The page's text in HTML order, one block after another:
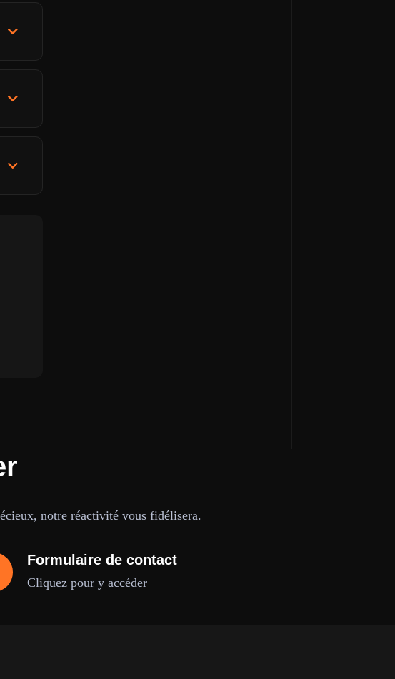
notre réactivité vous fidélisera.
Formulaire de contact
Cliquez pour y accéder